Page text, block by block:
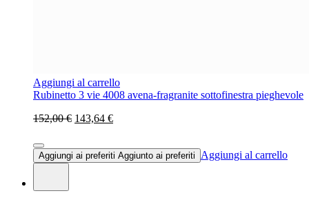
Aggiungi al carrello
Rubinetto 3 vie 4008 avena-fragranite sottofinestra pieghevole
152,00 € 143,64 €
Aggiungi ai preferiti Aggiunto ai preferiti Aggiungi al carrello